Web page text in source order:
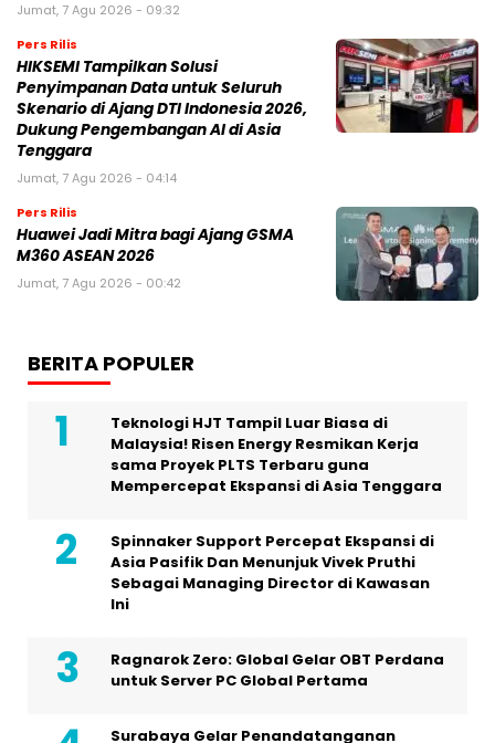
Jumat, 7 Agu 2026 - 09:32
Pers Rilis
HIKSEMI Tampilkan Solusi
Penyimpanan Data untuk Seluruh
Skenario di Ajang DTI Indonesia 2026,
Dukung Pengembangan AI di Asia
Tenggara
Jumat, 7 Agu 2026 - 04:14
Pers Rilis
Huawei Jadi Mitra bagi Ajang GSMA
M360 ASEAN 2026
Jumat, 7 Agu 2026 - 00:42
BERITA POPULER
Teknologi HJT Tampil Luar Biasa di
Malaysia! Risen Energy Resmikan Kerja
sama Proyek PLTS Terbaru guna
Mempercepat Ekspansi di Asia Tenggara
Spinnaker Support Percepat Ekspansi di
Asia Pasifik Dan Menunjuk Vivek Pruthi
Sebagai Managing Director di Kawasan
Ini
Ragnarok Zero: Global Gelar OBT Perdana
untuk Server PC Global Pertama
Surabaya Gelar Penandatanganan